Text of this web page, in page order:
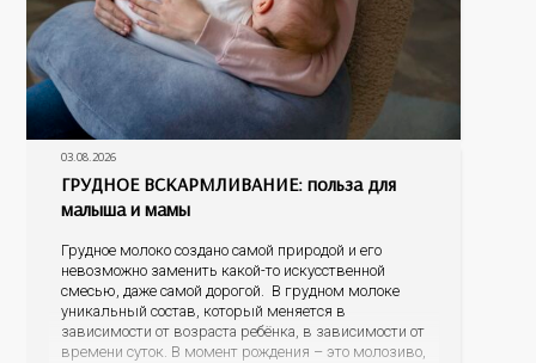
03.08.2026
ГРУДНОЕ ВСКАРМЛИВАНИЕ: польза для
малыша и мамы
Грудное молоко создано самой природой и его
невозможно заменить какой-то искусственной
смесью, даже самой дорогой. В грудном молоке
уникальный состав, который меняется в
зависимости от возраста ребёнка, в зависимости от
времени суток. В момент рождения – это молозиво,